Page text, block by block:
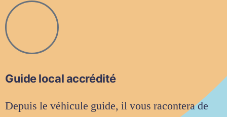
Guide local accrédité
Depuis le véhicule guide, il vous racontera de